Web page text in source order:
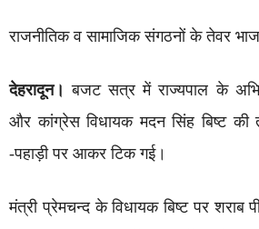
राजनीतिक व सामाजिक संगठनों के तेवर
देहरादून। बजट सत्र में राज्यपाल के
और कांग्रेस विधायक मदन सिंह बिष्ट की
-पहाड़ी पर आकर टिक गई।
मंत्री प्रेमचन्द के विधायक बिष्ट पर